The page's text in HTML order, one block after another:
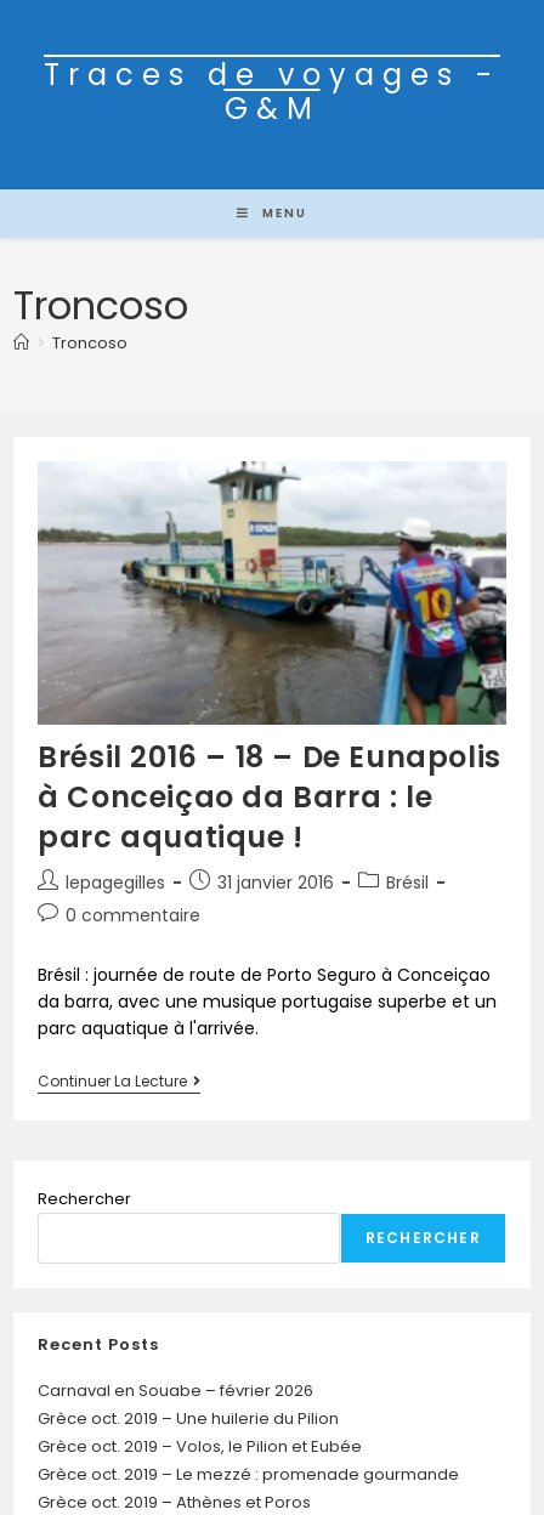
Traces de voyages -
G&M
MENU
Troncoso
> Troncoso
Brésil 2016 – 18 – De Eunapolis
à Conceiçao da Barra : le
parc aquatique !
lepagegilles 31 janvier 2016
Brésil
0 commentaire
Brésil : journée de route de Porto Seguro à Conceiçao
da barra, avec une musique portugaise superbe et un
parc aquatique à l'arrivée.
Continuer La Lecture
Rechercher
RECHERCHER
Recent Posts
Carnaval en Souabe – février 2026
Grèce oct. 2019 – Une huilerie du Pilion
Grèce oct. 2019 – Volos, le Pilion et Eubée
Grèce oct. 2019 – Le mezzé : promenade gourmande
Grèce oct. 2019 – Athènes et Poros